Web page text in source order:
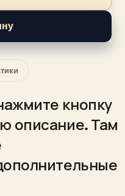
кнопку
описание. Там